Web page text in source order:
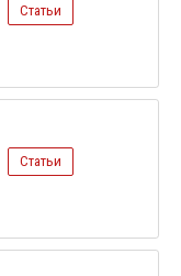
Статьи
Статьи